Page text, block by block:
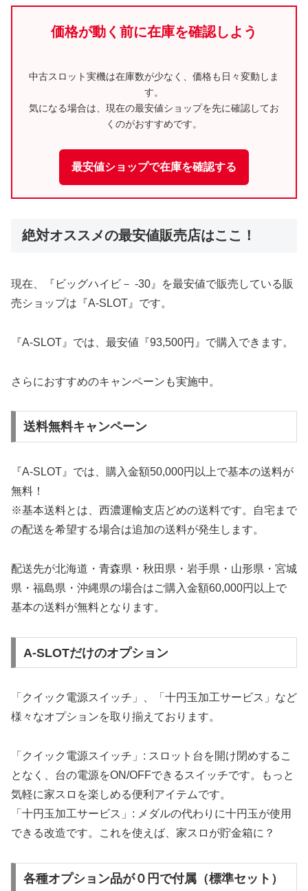
価格が動く前に在庫を確認しよう
中古スロット実機は在庫数が少なく、価格も日々変動しま
す。
気になる場合は、現在の最安値ショップを先に確認してお
くのがおすすめです。
最安値ショップで在庫を確認する
絶対オススメの最安値販売店はここ！
現在、『ビッグハイビ－ -30』を最安値で販売している販
売ショップは『A-SLOT』です。
『A-SLOT』では、最安値『93,500円』で購入できます。
さらにおすすめのキャンペーンも実施中。
送料無料キャンペーン
『A-SLOT』では、購入金額50,000円以上で基本の送料が
無料！
※基本送料とは、西濃運輸支店どめの送料です。自宅まで
の配送を希望する場合は追加の送料が発生します。
配送先が北海道・青森県・秋田県・岩手県・山形県・宮城
県・福島県・沖縄県の場合はご購入金額60,000円以上で
基本の送料が無料となります。
A-SLOTだけのオプション
「クイック電源スイッチ」、「十円玉加工サービス」など
様々なオプションを取り揃えております。
「クイック電源スイッチ」: スロット台を開け閉めするこ
となく、台の電源をON/OFFできるスイッチです。もっと
気軽に家スロを楽しめる便利アイテムです。
「十円玉加工サービス」: メダルの代わりに十円玉が使用
できる改造です。これを使えば、家スロが貯金箱に？
各種オプション品が０円で付属（標準セット）